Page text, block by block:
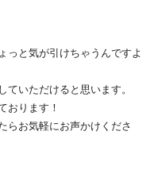
っと気が引けちゃうんですよ
いただけると思います。
おります！
らお気軽にお声かけくださ